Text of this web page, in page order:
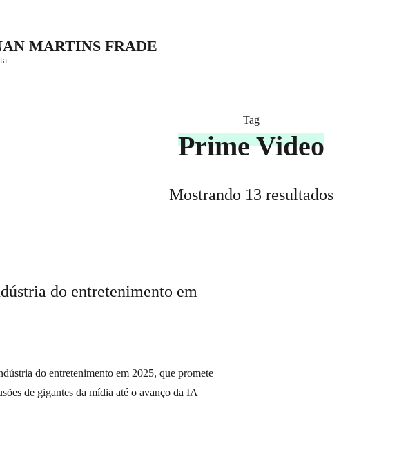
MARTINS FRADE
Tag
Prime Video
Mostrando 13 resultados
do entretenimento em
do entretenimento em 2025, que promete
de gigantes da mídia até o avanço da IA